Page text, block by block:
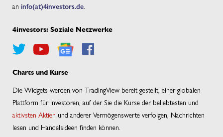
an info(at)4investors.de
4investors: Soziale Netzwerke
Charts und Kurse
Die Widgets werden von TradingView bereit gestellt, einer globalen
Plattform für Investoren, auf der Sie die Kurse der beliebtesten und
aktivsten Aktien und anderer Vermögenswerte verfolgen, Nachrichten
lesen und Handelsideen finden können.